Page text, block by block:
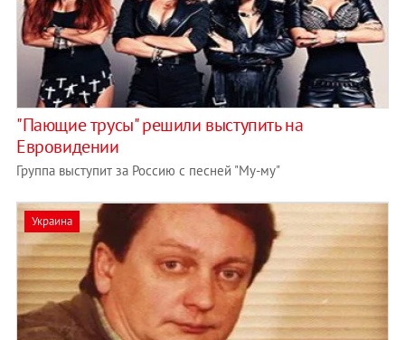
"Пающие трусы" решили выступить на
Евровидении
Группа выступит за Россию с песней "Му-му"
Украина